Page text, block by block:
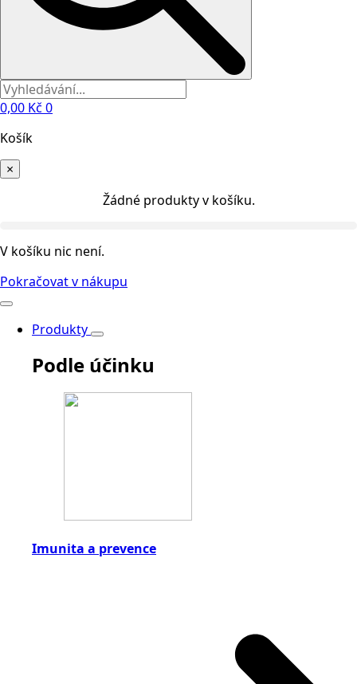
0,00 Kč 0
Košík
×
Žádné produkty v košíku.
V košíku nic není.
Pokračovat v nákupu
Produkty
Podle účinku
Imunita a prevence